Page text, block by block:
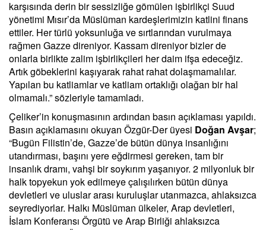
karşısında derin bir sessizliğe gömülen işbirlikçi Suud
yönetimi Mısır’da Müslüman kardeşlerimizin katlini finans
ettiler. Her türlü yoksunluğa ve sırtlarından vurulmaya
rağmen Gazze direniyor. Kassam direniyor bizler de
onlarla birlikte zalim işbirlikçileri her daim ifşa edeceğiz.
Artık göbeklerini kaşıyarak rahat rahat dolaşmamalılar.
Yapılan bu katliamlar ve katliam ortaklığı olağan bir hal
olmamalı.” sözleriyle tamamladı.
Çeliker’in konuşmasının ardından basın açıklaması yapıldı.
Basın açıklamasını okuyan Özgür-Der üyesi Doğan Avşar;
“Bugün Filistin’de, Gazze’de bütün dünya insanlığını
utandırması, başını yere eğdirmesi gereken, tam bir
insanlık dramı, vahşi bir soykırım yaşanıyor. 2 milyonluk bir
halk topyekun yok edilmeye çalışılırken bütün dünya
devletleri ve uluslar arası kuruluşlar utanmazca, ahlaksızca
seyrediyorlar. Halkı Müslüman ülkeler, Arap devletleri,
İslam Konferansı Örgütü ve Arap Birliği ahlaksızca